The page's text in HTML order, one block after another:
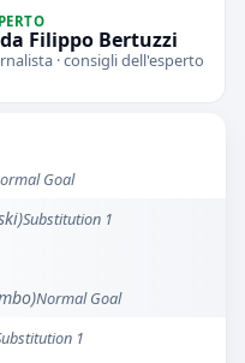
Filippo Bertuzzi
· consigli dell'esperto
Goal
Substitution 1
Normal Goal
1